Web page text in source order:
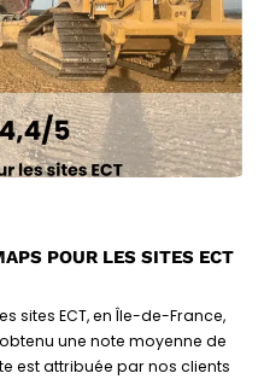
POUR LES SITES ECT
sites ECT, en Île-de-France,
une note moyenne de
est attribuée par nos clients